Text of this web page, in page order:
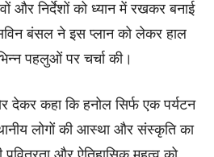
और निर्देशों को ध्यान में रखकर बनाई
बंसल ने इस प्लान को लेकर हाल
पहलुओं पर चर्चा की।
देकर कहा कि हनोल सिर्फ एक पर्यटन
लोगों की आस्था और संस्कृति का